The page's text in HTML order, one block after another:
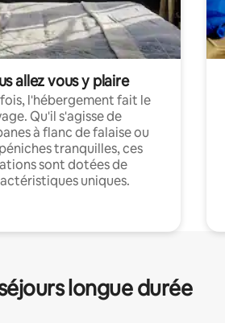
allez vous y plaire
l'hébergement fait le
Qu'il s'agisse de
à flanc de falaise ou
tranquilles, ces
sont dotées de
uniques.
longue durée